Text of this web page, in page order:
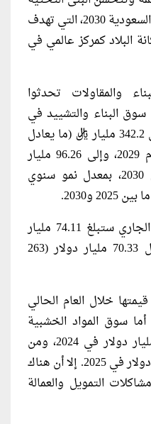
بشكل ملحوظ كجزء من رؤية السعودية 2030، التي تهدف
البلاد كمركز عالمي في
والمقاولات تحدثوا
سوق البناء والتشييد في
السعودية نموا مطردا تصل إلى 342.2 مليار ريال (ما يعادل
91.36 مليار دولار) بحلول عام 2029، وإلى 96.26 مليار
دولار (361 مليار ريال) بحلول 2030، بمعدل نمو سنوي
وأكدوا أن السوق خلال العام الجاري ستبلغ 74.11 مليار
دولار (277.5 مليار ريال)، مقابل 70.33 مليار دولار (263
خلال العام الحالي
دولار، أما سوق المواد الخشبية
المستوردة فكان حجمه 2.1 مليار دولار في 2024، ومن
المتوقع أن يصل إلى 2.8 مليار دولار في 2025. إلا أن هناك
التمويل والعمالة